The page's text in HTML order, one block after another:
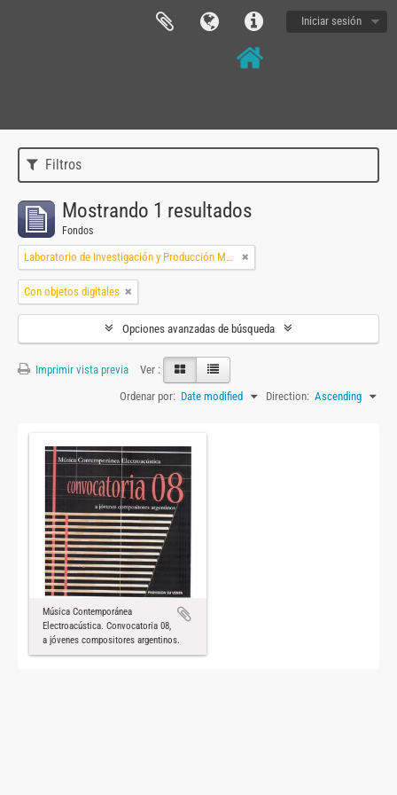
Iniciar sesión
Filtros
Mostrando 1 resultados
Fondos
Laboratorio de Investigación y Producción Musical
Con objetos digitales
Opciones avanzadas de búsqueda
Imprimir vista previa
Ver :
Ordenar por: Date modified Direction: Ascending
Música Contemporánea
Electroacústica. Convocatoria 08,
a jóvenes compositores argentinos.